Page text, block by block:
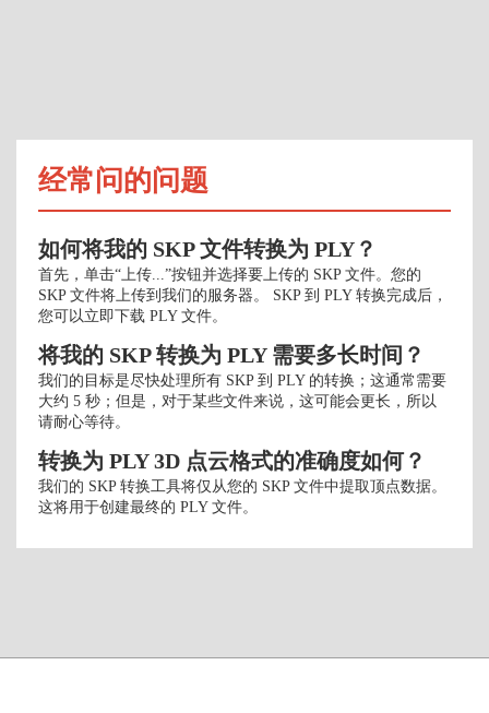
经常问的问题
如何将我的 SKP 文件转换为 PLY？
首先，单击“上传...”按钮并选择要上传的 SKP 文件。您的
SKP 文件将上传到我们的服务器。 SKP 到 PLY 转换完成后，
您可以立即下载 PLY 文件。
将我的 SKP 转换为 PLY 需要多长时间？
我们的目标是尽快处理所有 SKP 到 PLY 的转换；这通常需要
大约 5 秒；但是，对于某些文件来说，这可能会更长，所以
请耐心等待。
转换为 PLY 3D 点云格式的准确度如何？
我们的 SKP 转换工具将仅从您的 SKP 文件中提取顶点数据。
这将用于创建最终的 PLY 文件。